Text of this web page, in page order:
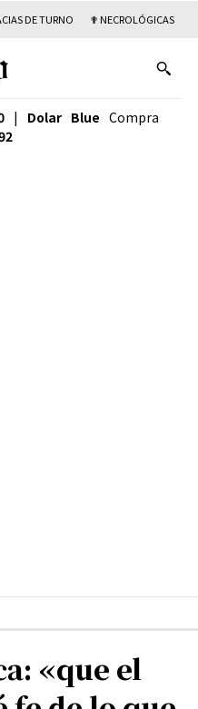
DE TURNO ✟ NECROLÓGICAS
| Dolar Blue Compra
«que el